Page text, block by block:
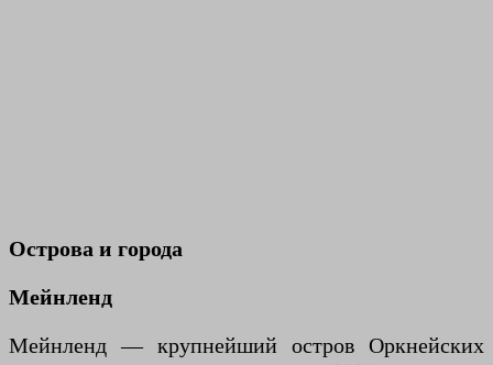
Острова и города
Мейнленд
Мейнленд — крупнейший остров Оркнейских